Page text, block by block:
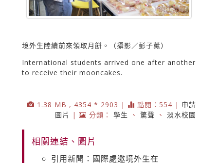
境外生陸續前來領取月餅。（攝影／彭子薰）
International students arrived one after another
to receive their mooncakes.
1.38 MB , 4354 * 2903 | 點閱：554 | 申請
圖片
| 分類： 學生 、 驚聲 、 淡水校園
相關連結、圖片
引用新聞：國際處邀境外生在